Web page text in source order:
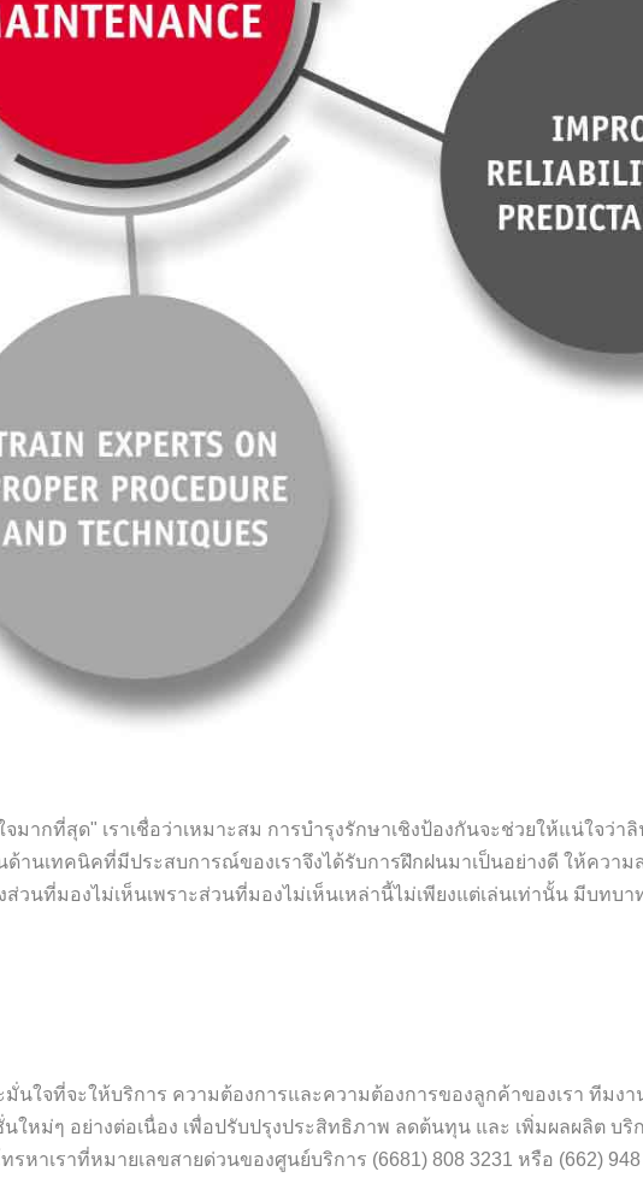
กที่สุด" เราเชื่อว่าเหมาะสม การบำรุงรักษาเชิงป้องกันจะช่วยให้แน่ใจว่า
านเทคนิคที่มีประสบการณ์ของเราจึงได้รับการฝึกฝนมาเป็นอย่างดี ให้ควา
นที่มองไม่เห็นเพราะส่วนที่มองไม่เห็นเหล่านี้ไม่เพียงแต่เล่นเท่านั้น มีบทบ
ใจที่จะให้บริการ ความต้องการและความต้องการของลูกค้าของเรา ทีมง
หม่ๆ อย่างต่อเนื่อง เพื่อปรับปรุงประสิทธิภาพ ลดต้นทุน และ เพิ่มผลผลิต บริ
หาเราที่หมายเลขสายด่วนของศูนย์บริการ (6681) 808 3231 หรือ (662) 948